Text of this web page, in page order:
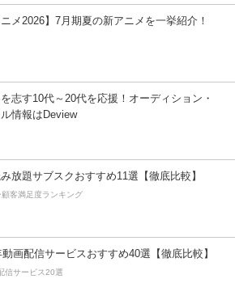
ニメ2026】7月期夏の新アニメを一挙紹介！
志す10代～20代を応援！オーディション・
情報はDeview
放題サブスクおすすめ11選【徹底比較】
顧客満足度ランキング
動画配信サービスおすすめ40選【徹底比較】
信サービス20選